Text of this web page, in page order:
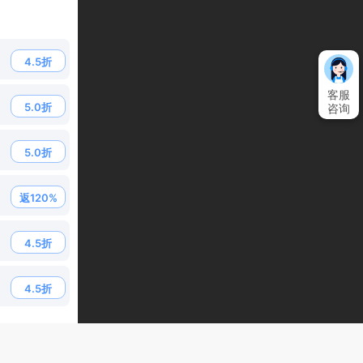
4.5折
5.0折
5.0折
返120%
4.5折
4.5折
客服
咨询